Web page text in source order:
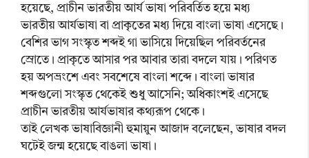
হয়েছে, প্রাচীন ভারতীয় আর্য ভাষা পরিবর্তিত হয়ে মধ্য
ভারতীয় আর্যভাষা বা প্রাকৃতের মধ্য দিয়ে বাংলা ভাষা এসেছে।
বেশির ভাগ সংস্কৃত শব্দই গা ভাসিয়ে দিয়েছিল পরিবর্তনের
স্রোতে। প্রাকৃতে আসার পর আবার তারা বদলে যায়। পরিণত
হয় অপভ্রংশে এবং সবশেষে বাংলা শব্দে। বাংলা ভাষার
শব্দগুলো সংস্কৃত থেকেই শুধু আসেনি; অধিকাংশই এসেছে
প্রাচীন ভারতীয় আর্যভাষার কথ্যরূপ থেকে।
তাই লেখক ভাষাবিজ্ঞানী হুমায়ুন আজাদ বলেছেন, ভাষার বদল
ঘটেই জন্ম হয়েছে বাঙলা ভাষা।